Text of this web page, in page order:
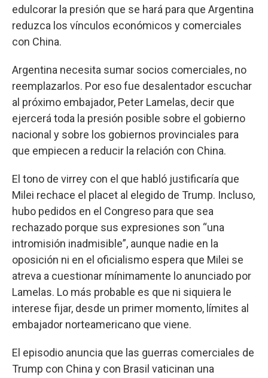
edulcorar la presión que se hará para que Argentina
reduzca los vínculos económicos y comerciales
con China.
Argentina necesita sumar socios comerciales, no
reemplazarlos. Por eso fue desalentador escuchar
al próximo embajador, Peter Lamelas, decir que
ejercerá toda la presión posible sobre el gobierno
nacional y sobre los gobiernos provinciales para
que empiecen a reducir la relación con China.
El tono de virrey con el que habló justificaría que
Milei rechace el placet al elegido de Trump. Incluso,
hubo pedidos en el Congreso para que sea
rechazado porque sus expresiones son “una
intromisión inadmisible”, aunque nadie en la
oposición ni en el oficialismo espera que Milei se
atreva a cuestionar mínimamente lo anunciado por
Lamelas. Lo más probable es que ni siquiera le
interese fijar, desde un primer momento, límites al
embajador norteamericano que viene.
El episodio anuncia que las guerras comerciales de
Trump con China y con Brasil vaticinan una